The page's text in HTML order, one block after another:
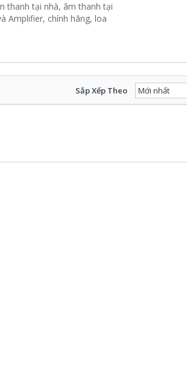
thanh tại nhà, âm thanh tại
Amplifier, chính hãng, loa
Sắp Xếp Theo